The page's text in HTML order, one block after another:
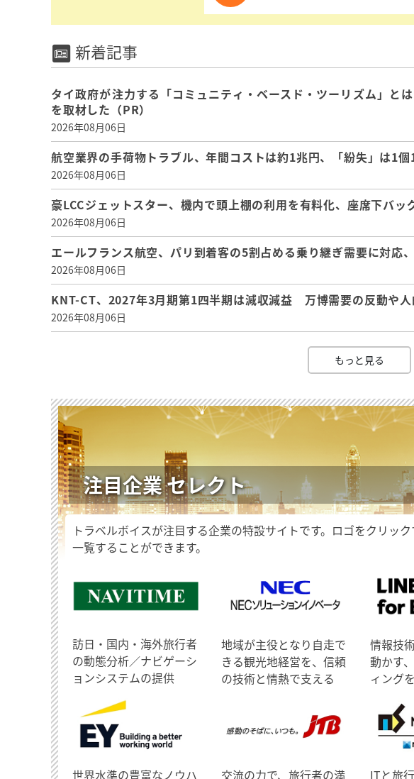
新着記事
タイ政府が注力する「コミュニティ・ベースド・ツーリズム」
を取材した（PR）
2026年08月06日
航空業界の手荷物トラブル、年間コストは約1兆円、「紛失」は
2026年08月06日
豪LCCジェットスター、機内で頭上棚の利用を有料化、座席下バッ
2026年08月06日
エールフランス航空、パリ到着客の5割占める乗り継ぎ需要に対応
2026年08月06日
KNT-CT、2027年3月期第1四半期は減収減益 万博需要の反動や
2026年08月06日
もっと見る
注目企業 セレクト
トラベルボイスが注目する企業の特設サイトです。ロゴをクリッ
一覧することができます。
訪日・国内・海外旅行者
の動態分析／ナビゲーシ
ョンシステムの提供
地域が主役となり自走で
きる観光地経営を、信頼
の技術と情熱で支える
情報技
動かす
ィング
世界水準の豊富なノウハ 交流の力で、旅行者の満 ITと旅